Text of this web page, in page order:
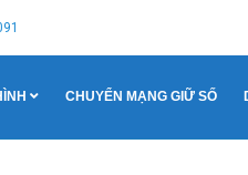
CHUYỂN MẠNG GIỮ SỐ